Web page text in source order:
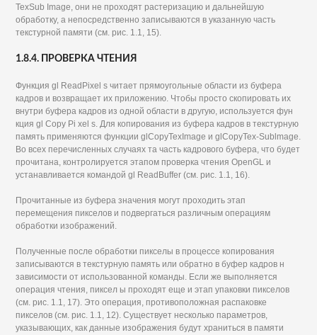
TexSub Image, они не проходят растеризацию и дальнейшую
обработку, а непосредственно записываются в указанную часть
текстурной памяти (см. рис. 1.1, 15).
1.8.4. ПРОВЕРКА ЧТЕНИЯ
Функция gl ReadPixel s читает прямоугольные области из буфера
кадров и возвращает их приложению. Чтобы просто скопировать их
внутри буфера кадров из одной области в другую, используется фун
кция gl Copy Pi xel s. Для копирования из буфера кадров в текстурную
память применяются функции glCopyTexImage и glCopyTex-Sublmage.
Во всех перечисленных случаях та часть кадрового буфера, что будет
прочитана, контролируется этапом проверка чтения OpenGL и
устанавливается командой gl ReadBuffer (см. рис. 1.1, 16).
Прочитанные из буфера значения могут проходить этап
перемещения пикселов и подвергаться различным операциям
обработки изображений.
Полученные после обработки пикселы в процессе копирования
записываются в текстурную память или обратно в буфер кадров н
зависимости от использованной команды. Если же выполняется
операция чтения, пиксел ы проходят еще и этап упаковки пикселов
(см. рис. 1.1, 17). Это операция, противоположная распаковке
пикселов (см. рис. 1.1, 12). Существует несколько параметров,
указывающих, как данные изображения будут храниться в памяти